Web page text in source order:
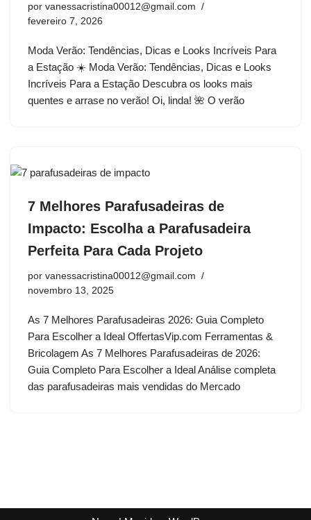
por vanessacristina00012@gmail.com
fevereiro 7, 2026
Moda Verão: Tendências, Dicas e Looks Incríveis Para
a Estação ☀️ Moda Verão: Tendências, Dicas e Looks
Incríveis Para a Estação Descubra os looks mais
quentes e arrase no verão! Oi, linda! 🌺 O verão
7 Melhores Parafusadeiras de
Impacto: Escolha a Parafusadeira
Perfeita Para Cada Projeto
por vanessacristina00012@gmail.com
novembro 13, 2025
As 7 Melhores Parafusadeiras 2026: Guia Completo
Para Escolher a Ideal OffertasVip.com Ferramentas &
Bricolagem As 7 Melhores Parafusadeiras de 2026:
Guia Completo Para Escolher a Ideal Análise completa
das parafusadeiras mais vendidas do Mercado